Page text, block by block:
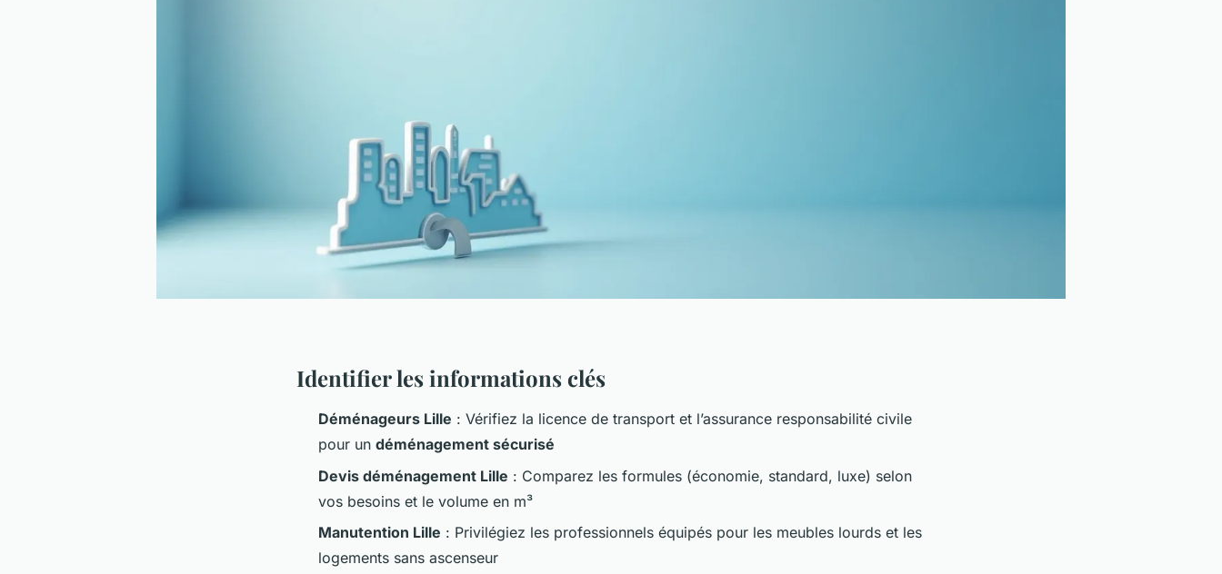
Identifier les informations clés
Déménageurs Lille : Vérifiez la licence de transport et l’assurance responsabilité civile
pour un déménagement sécurisé
Devis déménagement Lille : Comparez les formules (économie, standard, luxe) selon
vos besoins et le volume en m³
Manutention Lille : Privilégiez les professionnels équipés pour les meubles lourds et les
logements sans ascenseur